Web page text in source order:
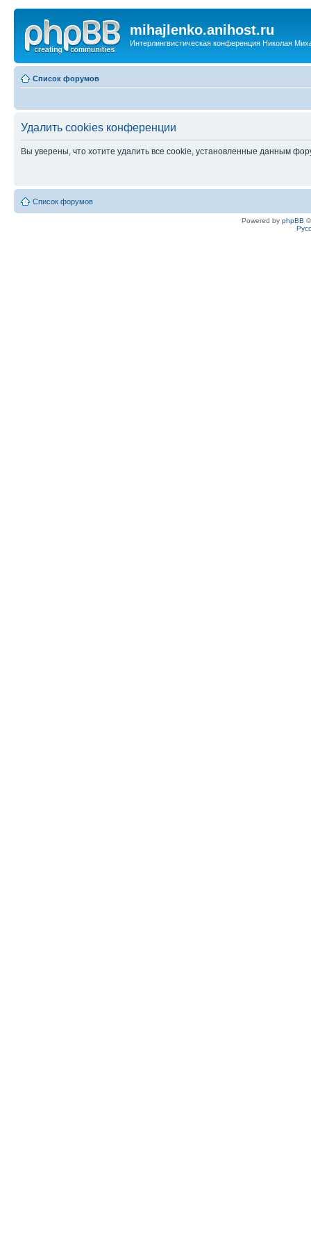
mihajlenko.anihost.ru
Интерлингвистическая конференция Николая
Список форумов
Удалить cookies конференции
Вы уверены, что хотите удалить все cookie, установленные данным
Список форумов
Powered by phpBB